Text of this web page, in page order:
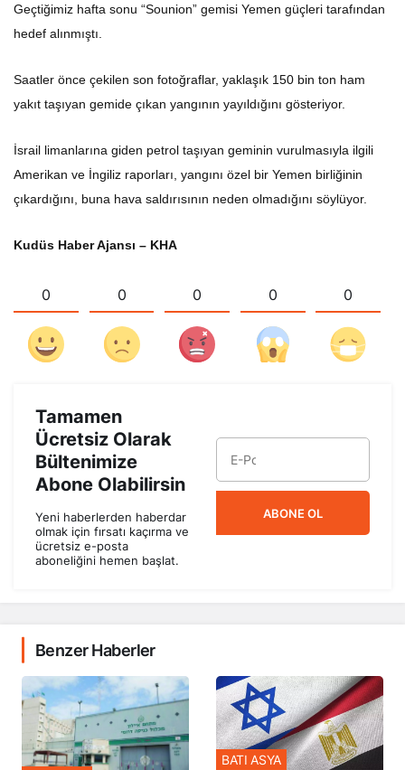
Geçtiğimiz hafta sonu “Sounion” gemisi Yemen güçleri tarafından
hedef alınmıştı.
Saatler önce çekilen son fotoğraflar, yaklaşık 150 bin ton ham
yakıt taşıyan gemide çıkan yangının yayıldığını gösteriyor.
İsrail limanlarına giden petrol taşıyan geminin vurulmasıyla ilgili
Amerikan ve İngiliz raporları, yangını özel bir Yemen birliğinin
çıkardığını, buna hava saldırısının neden olmadığını söylüyor.
Kudüs Haber Ajansı – KHA
0 0 0 0 0
Tamamen
Ücretsiz Olarak
Bültenimize
Abone Olabilirsin
Yeni haberlerden haberdar
olmak için fırsatı kaçırma ve
ücretsiz e-posta
aboneliğini hemen başlat.
ABONE OL
Benzer Haberler
BATI ASYA